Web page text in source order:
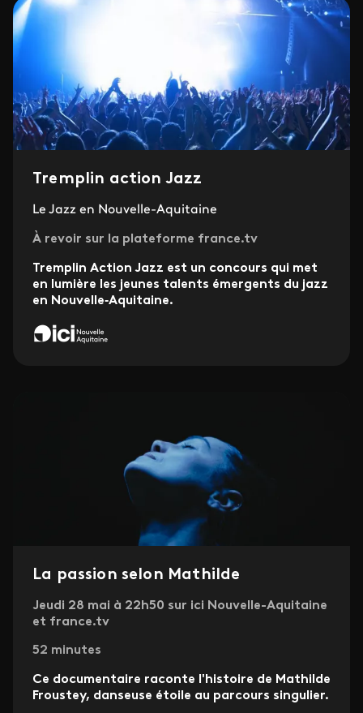
Tremplin action Jazz
Le Jazz en Nouvelle-Aquitaine
À revoir sur la plateforme france.tv
Tremplin Action Jazz est un concours qui met
en lumière les jeunes talents émergents du jazz
en Nouvelle‑Aquitaine.
La passion selon Mathilde
Jeudi 28 mai à 22h50 sur ici Nouvelle-Aquitaine
et france.tv
52 minutes
Ce documentaire raconte l'histoire de Mathilde
Froustey, danseuse étoile au parcours singulier.